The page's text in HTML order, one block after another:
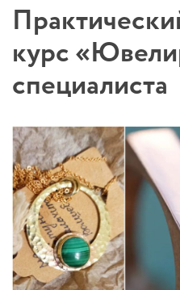
курс
специалиста